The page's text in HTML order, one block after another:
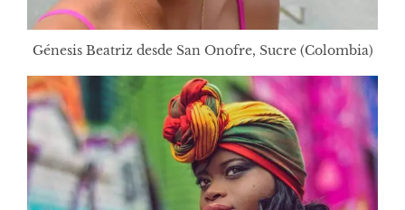
Génesis Beatriz desde San Onofre, Sucre (Colombia)